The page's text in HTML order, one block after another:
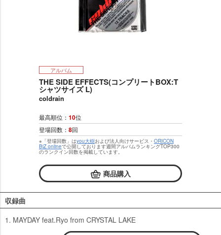
アルバム
THE SIDE EFFECTS(コンプリートBOX:T
シャツサイズ L)
coldrain
最高順位： 10位
登場回数： 8回
※「登場回数」はyou大樹および法人向けサービス・ ORICON
BiZ onlineで公開しております週間アルバムランキングTOP300
のランクイン回数を掲載しています。
商品購入
収録曲
1. MAYDAY feat.Ryo from CRYSTAL LAKE